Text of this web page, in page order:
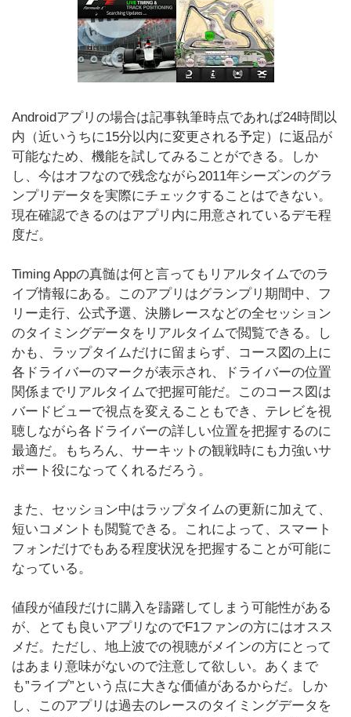
Androidアプリの場合は記事執筆時点であれば24時間以
内（近いうちに15分以内に変更される予定）に返品が
可能なため、機能を試してみることができる。しか
し、今はオフなので残念ながら2011年シーズンのグラ
ンプリデータを実際にチェックすることはできない。
現在確認できるのはアプリ内に用意されているデモ程
度だ。
Timing Appの真髄は何と言ってもリアルタイムでのラ
イブ情報にある。このアプリはグランプリ期間中、フ
リー走行、公式予選、決勝レースなどの全セッション
のタイミングデータをリアルタイムで閲覧できる。し
かも、ラップタイムだけに留まらず、コース図の上に
各ドライバーのマークが表示され、ドライバーの位置
関係までリアルタイムで把握可能だ。このコース図は
バードビューで視点を変えることもでき、テレビを視
聴しながら各ドライバーの詳しい位置を把握するのに
最適だ。もちろん、サーキットの観戦時にも力強いサ
ポート役になってくれるだろう。
また、セッション中はラップタイムの更新に加えて、
短いコメントも閲覧できる。これによって、スマート
フォンだけでもある程度状況を把握することが可能に
なっている。
値段が値段だけに購入を躊躇してしまう可能性がある
が、とても良いアプリなのでF1ファンの方にはオスス
メだ。ただし、地上波での視聴がメインの方にとって
はあまり意味がないので注意して欲しい。あくまで
も”ライブ”という点に大きな価値があるからだ。しか
し、このアプリは過去のレースのタイミングデータを